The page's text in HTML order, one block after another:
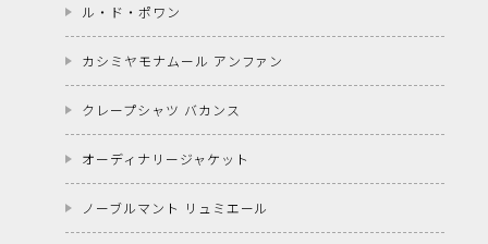
ル・ド・ポワン
カシミヤモナムール アンファン
クレープシャツ バカンス
オーディナリージャケット
ノーブルマント リュミエール